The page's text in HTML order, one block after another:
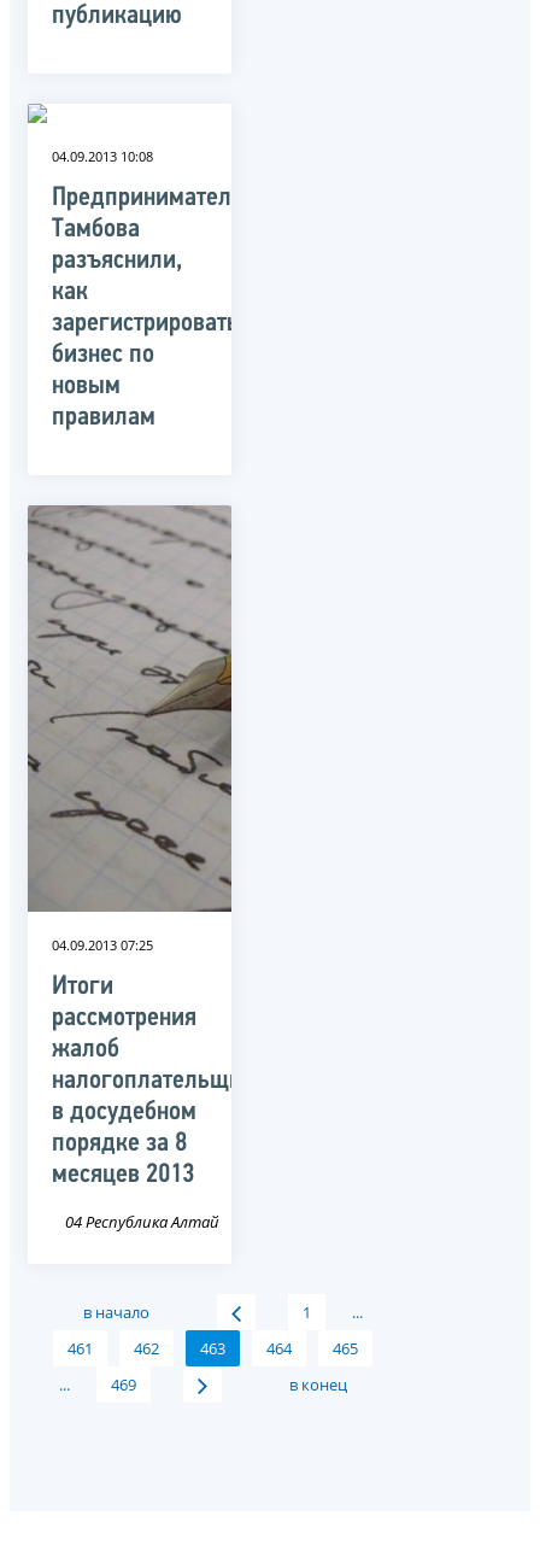
публикацию
04.09.2013 10:08
Предпринимателям
Тамбова
разъяснили,
как
зарегистрировать
бизнес по
новым
правилам
04.09.2013 07:25
Итоги
рассмотрения
жалоб
налогоплательщиков
в досудебном
порядке за 8
месяцев 2013
04 Республика Алтай
в начало 1
...
461
462 463 464
465
...
469 в конец